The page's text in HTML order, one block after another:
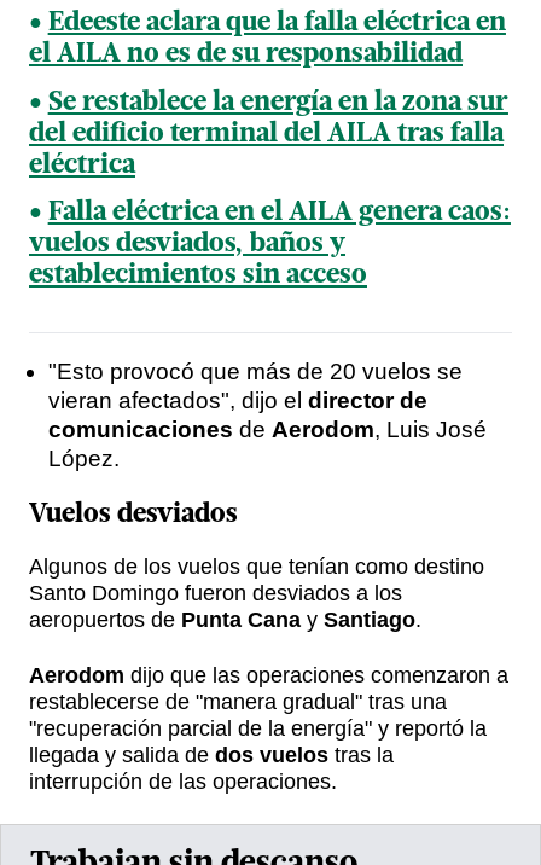
Edeeste aclara que la falla eléctrica en
el AILA no es de su responsabilidad
Se restablece la energía en la zona sur
del edificio terminal del AILA tras falla
eléctrica
Falla eléctrica en el AILA genera caos:
vuelos desviados, baños y
establecimientos sin acceso
"Esto provocó que más de 20 vuelos se
vieran afectados", dijo el director de
comunicaciones de Aerodom, Luis José
López.
Vuelos desviados
Algunos de los vuelos que tenían como destino
Santo Domingo fueron desviados a los
aeropuertos de Punta Cana y Santiago.
Aerodom dijo que las operaciones comenzaron a
restablecerse de "manera gradual" tras una
"recuperación parcial de la energía" y reportó la
llegada y salida de dos vuelos tras la
interrupción de las operaciones.